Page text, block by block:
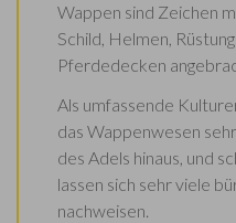
Wappen sind Zeichen
Schild, Helmen,
Pferdedecken
Als umfassende
das Wappenwesen
des Adels hinaus, und
lassen sich sehr viele
nachweisen.